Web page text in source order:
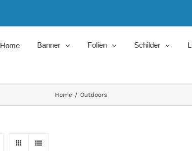
Home Banner Folien Schilder
Home / Outdoors